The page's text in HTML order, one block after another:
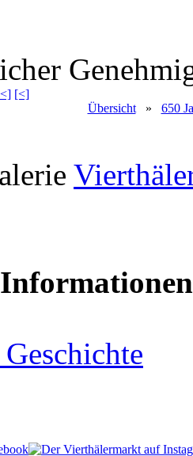
[<]
Übersicht» 650